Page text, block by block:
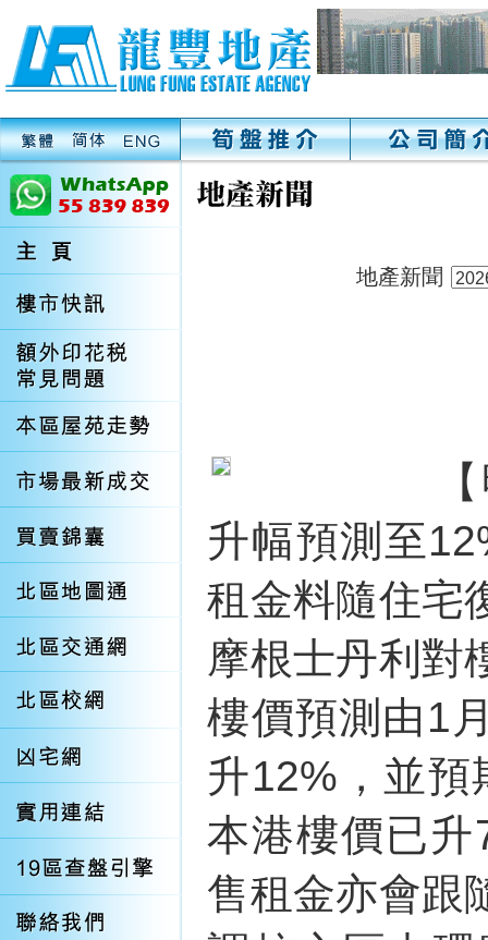
地產新聞
升幅預測至
租金料隨住宅
摩根士丹利對
樓價預測由1
升12%，並預
本港樓價已
售租金亦會跟